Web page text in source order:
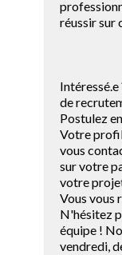
réussir sur
de
Postulez
Votre
vous
sur votre
votre
Vous vous
N'hésitez
équipe !
vendredi,